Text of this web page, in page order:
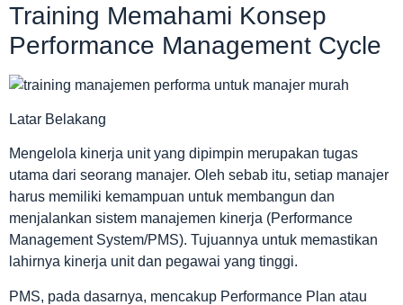
Training Memahami Konsep
Performance Management Cycle
Latar Belakang
Mengelola kinerja unit yang dipimpin merupakan tugas
utama dari seorang manajer. Oleh sebab itu, setiap manajer
harus memiliki kemampuan untuk membangun dan
menjalankan sistem manajemen kinerja (Performance
Management System/PMS). Tujuannya untuk memastikan
lahirnya kinerja unit dan pegawai yang tinggi.
PMS, pada dasarnya, mencakup Performance Plan atau